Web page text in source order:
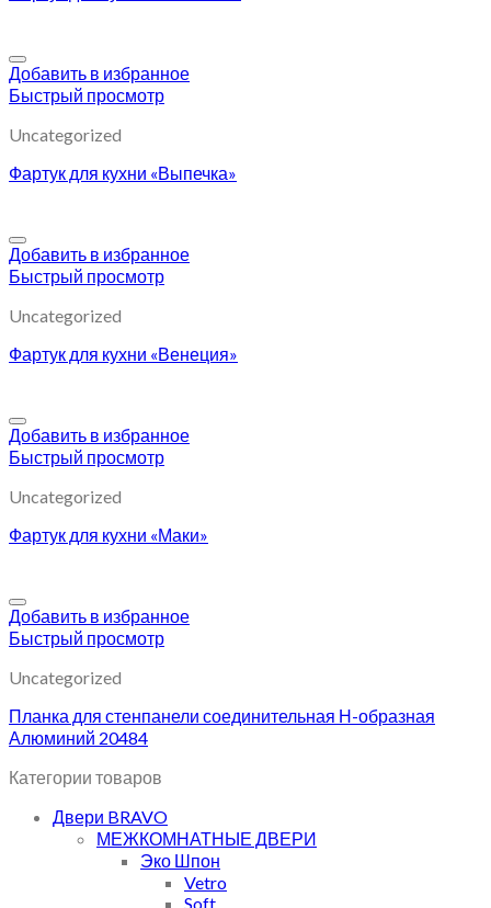
Добавить в избранное
Быстрый просмотр
Uncategorized
Фартук для кухни «Выпечка»
Добавить в избранное
Быстрый просмотр
Uncategorized
Фартук для кухни «Венеция»
Добавить в избранное
Быстрый просмотр
Uncategorized
Фартук для кухни «Маки»
Добавить в избранное
Быстрый просмотр
Uncategorized
Планка для стенпанели соединительная Н-образная
Алюминий 20484
Категории товаров
Двери BRAVO
МЕЖКОМНАТНЫЕ ДВЕРИ
Эко Шпон
Vetro
Soft